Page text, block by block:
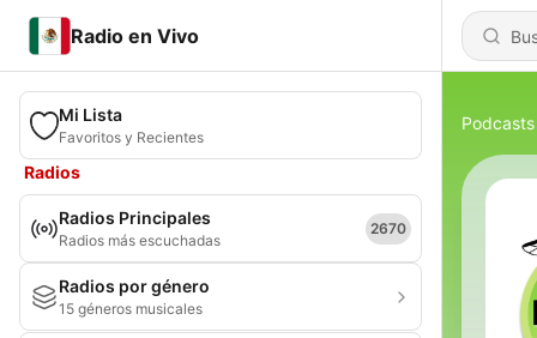
Radio en Vivo
Mi Lista
Favoritos y Recientes
Radios
Radios Principales
Radios más escuchadas
2670
Radios por género
15 géneros musicales
Podcasts